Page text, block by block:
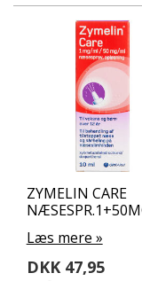
ZYMELIN CARE
Læs mere »
DKK 47,95